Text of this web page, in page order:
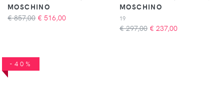
MOSCHINO
€ 857,00 € 516,00
MOSCHINO
19
€ 297,00 € 237,00
-40%